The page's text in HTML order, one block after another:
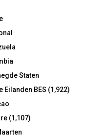
Staten
Eilanden BES (1,922)
(1,107)